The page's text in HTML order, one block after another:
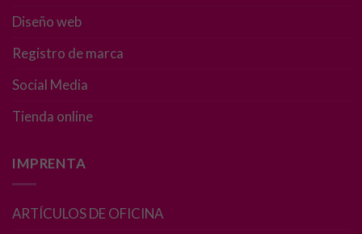
Diseño web
Registro de marca
Social Media
Tienda online
IMPRENTA
ARTÍCULOS DE OFICINA